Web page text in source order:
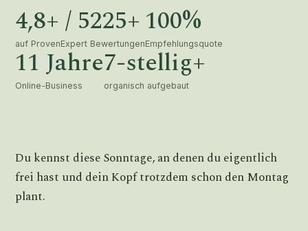
4,8+ / 5
auf ProvenExpert
225+
Bewertungen
100%
Empfehlungsquote
11 Jahre
Online-Business
7-stellig+
organisch aufgebaut
Du kennst diese Sonntage, an denen du eigentlich
frei hast und dein Kopf trotzdem schon den Montag
plant.